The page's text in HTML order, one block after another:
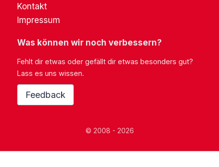
Kontakt
Impressum
Was können wir noch verbessern?
Fehlt dir etwas oder gefällt dir etwas besonders gut?
Lass es uns wissen.
Feedback
© 2008 - 2026